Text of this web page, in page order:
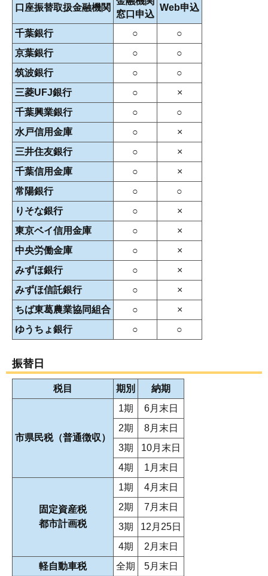
口座振替取扱金融機関
窓口申込
Web申込
千葉銀行 ○
○
京葉銀行
○
○
筑波銀行
○
○
三菱UFJ銀行
○
×
千葉興業銀行
○
○
水戸信用金庫
○
×
三井住友銀行
○
×
千葉信用金庫
○
×
常陽銀行
○
○
りそな銀行
○
×
東京ベイ信用金庫
○
×
中央労働金庫
○
×
みずほ銀行
○
×
みずほ信託銀行
○
×
ちば東葛農業協同組合
○
×
ゆうちょ銀行
○ ○
振替日
税目 期別 納期
市県民税（普通徴収）
1期
6月末日
2期
8月末日
3期
10月末日
4期
1月末日
固定資産税
都市計画税
1期
4月末日
2期
7月末日
3期
12月25日
4期
2月末日
軽自動車税
全期 5月末日